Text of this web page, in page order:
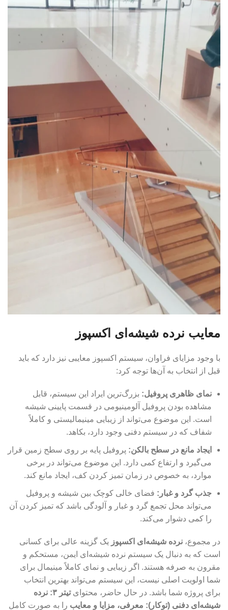
معایب نرده شیشه‌ای اکسپوز
با وجود مزایای فراوان، سیستم اکسپوز معایبی نیز دارد که باید
قبل از انتخاب به آن‌ها توجه کرد:
نمای ظاهری پروفیل: بزرگ‌ترین ایراد این سیستم، قابل
مشاهده بودن پروفیل آلومینیومی در قسمت پایینی شیشه
است. این موضوع می‌تواند از زیبایی مینیمالیستی و کاملاً
شفاف که در سیستم دفنی وجود دارد، بکاهد.
ایجاد مانع در سطح بالکن: پروفیل پایه بر روی سطح زمین قرار
می‌گیرد و ارتفاع کمی دارد. این موضوع می‌تواند در برخی
موارد، به خصوص در زمان تمیز کردن کف، ایجاد مانع کند.
جذب گرد و غبار: فضای خالی کوچک بین شیشه و پروفیل
می‌تواند محل تجمع گرد و غبار و آلودگی باشد که تمیز کردن آن
را کمی دشوار می‌کند.
در مجموع، نرده شیشه‌ای اکسپوز یک گزینه عالی برای کسانی
است که به دنبال یک سیستم نرده شیشه‌ای ایمن، مستحکم و
مقرون به صرفه هستند. اگر زیبایی و نمای کاملاً مینیمال برای
شما اولویت اصلی نیست، این سیستم می‌تواند بهترین انتخاب
برای پروژه شما باشد. در حال حاضر، محتوای
تیتر ۳: نرده
شیشه‌ای دفنی (توکار): معرفی، مزایا و معایب را به صورت کامل